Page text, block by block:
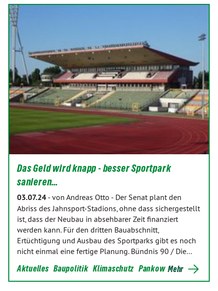
Das Geld wird knapp - besser Sportpark
sanieren…
03.07.24 - von Andreas Otto - Der Senat plant den
Abriss des Jahnsport-Stadions, ohne dass sichergestellt
ist, dass der Neubau in absehbarer Zeit finanziert
werden kann. Für den dritten Bauabschnitt,
Ertüchtigung und Ausbau des Sportparks gibt es noch
nicht einmal eine fertige Planung. Bündnis 90 / Die…
Aktuelles Baupolitik Klimaschutz Pankow Mehr